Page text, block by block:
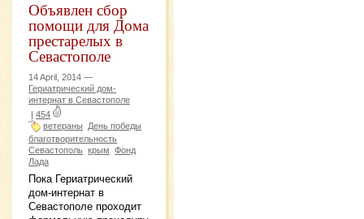
Объявлен сбор
помощи для Дома
престарелых в
Севастополе
14 April, 2014 —
Гериатрический дом-
интернат в Севастополе
| 454
ветераны
День победы
благотворительность
Севастополь крым Фонд
Лада
Пока Гериатрический
дом-интернат в
Севастополе проходит